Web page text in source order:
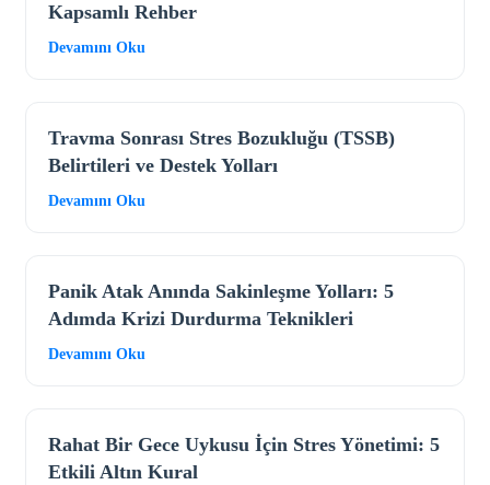
Kapsamlı Rehber
Devamını Oku
Travma Sonrası Stres Bozukluğu (TSSB)
Belirtileri ve Destek Yolları
Devamını Oku
Panik Atak Anında Sakinleşme Yolları: 5
Adımda Krizi Durdurma Teknikleri
Devamını Oku
Rahat Bir Gece Uykusu İçin Stres Yönetimi: 5
Etkili Altın Kural